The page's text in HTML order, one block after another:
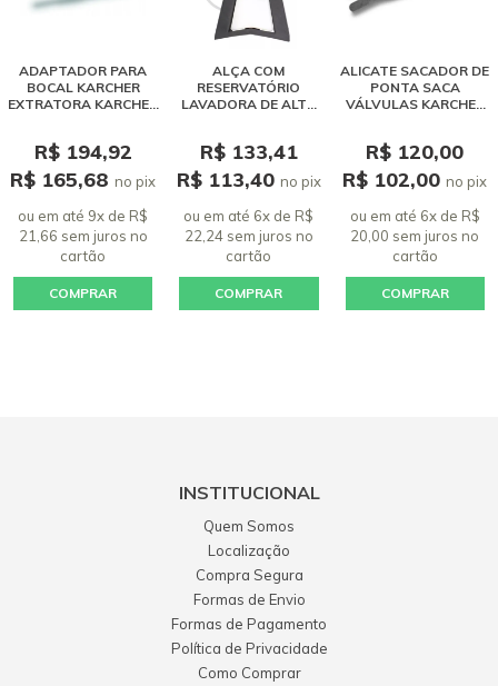
ADAPTADOR PARA
BOCAL KARCHER
EXTRATORA KARCHER
R$ 194,92
R$ 165,68no pix
ou em até 9x de R$
21,66 sem juros no
cartão
COMPRAR
ALÇA COM
RESERVATÓRIO
LAVADORA DE ALTA
R$ 133,41
R$ 113,40 no pix
ou em até 6x de R$
22,24 sem juros no
cartão
COMPRAR
ALICATE SACADOR DE
PONTA SACA
VÁLVULAS KARCHER
R$ 120,00
R$ 102,00no pix
ou em até 6x de R$
20,00 sem jurosno
cartão
COMPRAR
INSTITUCIONAL
Quem Somos
Localização
Compra Segura
Formas de Envio
Formas de Pagamento
Política de Privacidade
Como Comprar